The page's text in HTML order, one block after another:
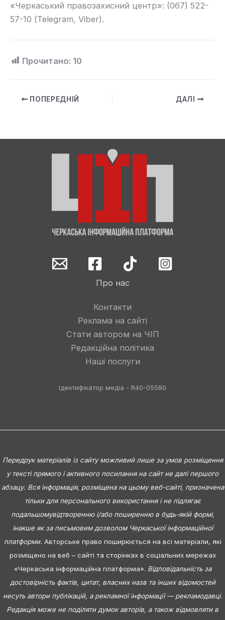
«Черкаський правозахисний центр»: (067) 522-
57-10 (Telegram, Viber).
Прочитано: 10
ПОПЕРЕДНІЙ ДАЛІ
Про нас
Контакти
Реклама на сайті
Стати автором на ЧІП
Редакційна політика
Наші послуги
Ідентифікатор медіа - R40-05580
Передрук матеріалів із сайту можливий лише за умов розміщення
у тексті прямого і активного посилання на сайт не далі першого
абзацу. Вся інформація, розміщена на цьому веб-сайті, призначена
тільки для персонального використання і не підлягає
подальшомувідтворенню і/або поширенню в будь-якій формі,
інакше як за письмовим дозволом Черкаської інформаційної
платформи. Авторське право поширюється на всі матеріали, які
розміщено на веб – сайті та сторінках в соціальних мережах
«Черкаська інформаційна платформа». Відповідальність за
достовірність фактів, цитат, власних назв та інших відомостей
несуть автори публікацій, а рекламної інформації — рекламодавці.
Редакція може не поділяти думок авторів, а також відмовляти в